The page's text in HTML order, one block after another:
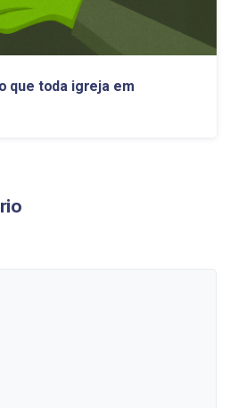
que toda igreja em